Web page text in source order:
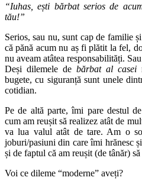
“Iuhas, ești bărbat serios de
tău!”
Serios, sau nu, sunt cap de familie
că pănă acum nu aș fi plătit la fel,
nu aveam atâtea responsabilități.
Deși dilemele de bărbat al casei
bugete, cu siguranță sunt unele
cotidian.
Pe de altă parte, îmi pare destul
cum am reușit să realizez atât de
va lua valul atât de tare. Am o
joburi/pasiuni din care îmi hrănesc
și de faptul că am reușit (de tânăr)
Voi ce dileme “moderne” aveți?